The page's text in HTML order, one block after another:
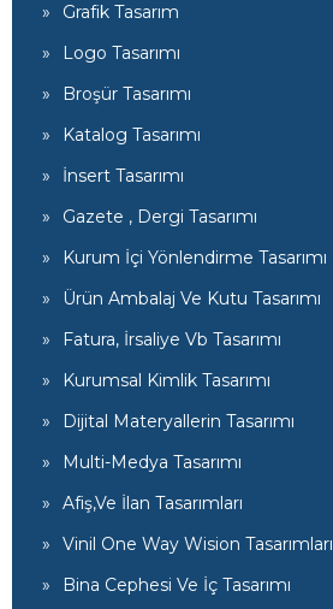
Grafik Tasarım
Logo Tasarımı
Broşür Tasarımı
Katalog Tasarımı
İnsert Tasarımı
Gazete , Dergi Tasarımı
Kurum İçi Yönlendirme Tasarımı
Ürün Ambalaj Ve Kutu Tasarımı
Fatura, İrsaliye Vb Tasarımı
Kurumsal Kimlik Tasarımı
Dijital Materyallerin Tasarımı
Multi-Medya Tasarımı
Afiş,ve İlan Tasarımları
Vinil One Way Wision Tasarımları
Bina Cephesi Ve İç Tasarımı